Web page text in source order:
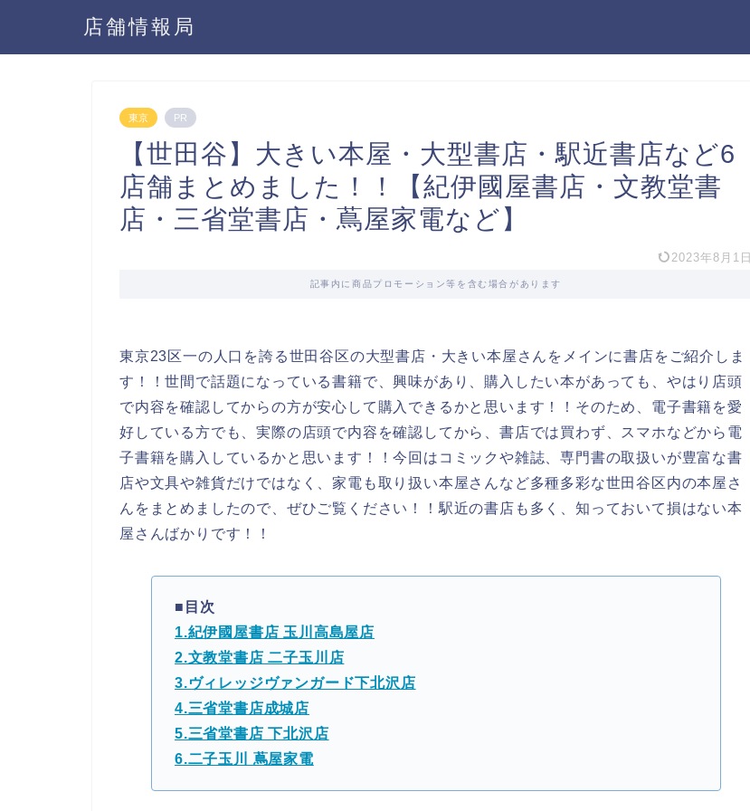
店舗情報局
東京 PR
【世田谷】大きい本屋・大型書店・駅近書店など6
店舗まとめました！！【紀伊國屋書店・文教堂書
店・三省堂書店・蔦屋家電など】
2023年8月1日
記事内に商品プロモーション等を含む場合があります
東京23区一の人口を誇る世田谷区の大型書店・大きい本屋さんをメインに書店をご紹介しま
す！！世間で話題になっている書籍で、興味があり、購入したい本があっても、やはり店頭
で内容を確認してからの方が安心して購入できるかと思います！！そのため、電子書籍を愛
好している方でも、実際の店頭で内容を確認してから、書店では買わず、スマホなどから電
子書籍を購入しているかと思います！！今回はコミックや雑誌、専門書の取扱いが豊富な書
店や文具や雑貨だけではなく、家電も取り扱い本屋さんなど多種多彩な世田谷区内の本屋さ
んをまとめましたので、ぜひご覧ください！！駅近の書店も多く、知っておいて損はない本
屋さんばかりです！！
■目次
1.紀伊國屋書店 玉川高島屋店
2.文教堂書店 二子玉川店
3.ヴィレッジヴァンガード下北沢店
4.三省堂書店成城店
5.三省堂書店 下北沢店
6.二子玉川 蔦屋家電